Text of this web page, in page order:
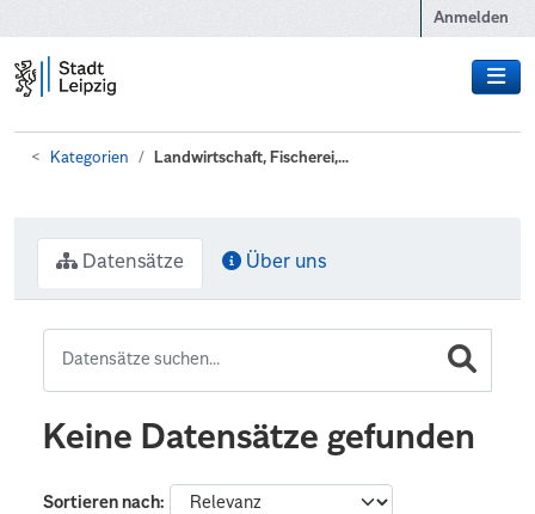
Anmelden
Kategorien Landwirtschaft, Fischerei,...
Datensätze Über uns
Keine Datensätze gefunden
Sortieren nach